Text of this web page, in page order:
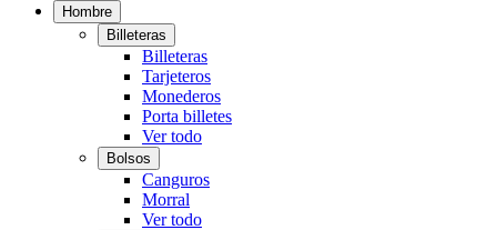
Hombre
Billeteras
Billeteras
Tarjeteros
Monederos
Porta billetes
Ver todo
Bolsos
Canguros
Morral
Ver todo